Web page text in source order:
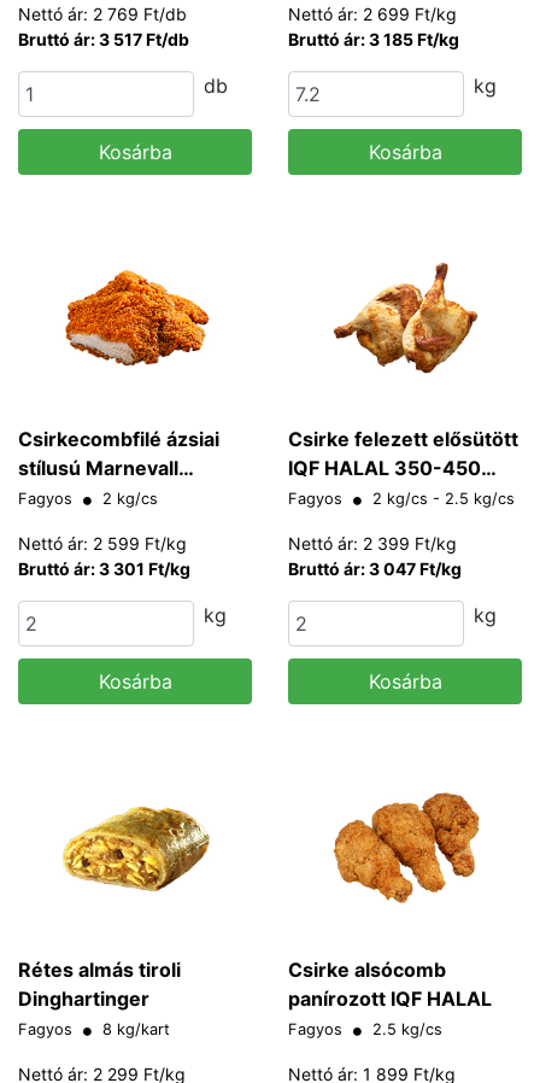
Nettó ár: 2 769 Ft/db
Bruttó ár: 3 517 Ft/db
db
Kosárba
Nettó ár: 2 699 Ft/kg
Bruttó ár: 3 185 Ft/kg
kg
Kosárba
Csirkecombfilé ázsiai
stílusú Marnevall
Gasztro
Fagyos 2 kg/cs
Nettó ár: 2 599 Ft/kg
Bruttó ár: 3 301 Ft/kg
kg
Kosárba
Csirke felezett elősütött
IQF HALAL 350-450
g/db
Fagyos 2 kg/cs - 2.5 kg/cs
Nettó ár: 2 399 Ft/kg
Bruttó ár: 3 047 Ft/kg
kg
Kosárba
Rétes almás tiroli
Dinghartinger
Fagyos 8 kg/kart
Nettó ár: 2 299 Ft/kg
Csirke alsócomb
panírozott IQF HALAL
Fagyos 2.5 kg/cs
Nettó ár: 1 899 Ft/kg